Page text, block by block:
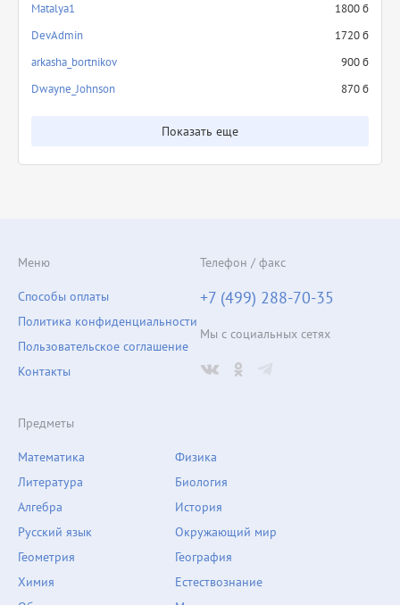
Matalya1
1800 б
DevAdmin
1720 б
arkasha_bortnikov
900 б
Dwayne_Johnson
870 б
Показать еще
Предметы
Математика
Литература
Алгебра
Русский язык
Геометрия
Химия
Физика
Биология
История
Окружающий мир
География
Естествознание
Меню
Способы оплаты
Политика конфиденциальности
Пользовательское соглашение
Контакты
Телефон / факс
+7 (499) 288-70-35
Мы с социальных сетях